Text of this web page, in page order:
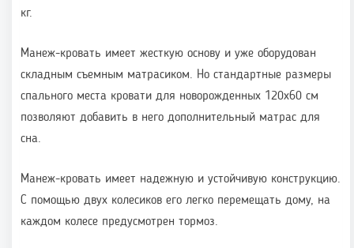
кг.
Манеж-кровать имеет жесткую основу и уже оборудован
складным съемным матрасиком. Но стандартные размеры
спального места кровати для новорожденных 120х60 см
позволяют добавить в него дополнительный матрас для
сна.
Манеж-кровать имеет надежную и устойчивую конструкцию.
С помощью двух колесиков его легко перемещать дому, на
каждом колесе предусмотрен тормоз.